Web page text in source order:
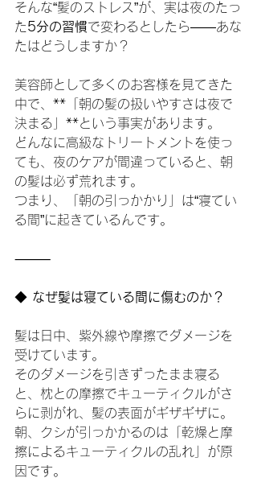
そんな“髪のストレス”が、実は夜のたっ
た5分の習慣で変わるとしたら——あな
たはどうしますか？
美容師として多くのお客様を見てきた
中で、**「朝の髪の扱いやすさは夜で
決まる」**という事実があります。
どんなに高級なトリートメントを使っ
ても、夜のケアが間違っていると、朝
の髪は必ず荒れます。
つまり、「朝の引っかかり」は“寝てい
る間”に起きているんです。
⸻
◆ なぜ髪は寝ている間に傷むのか？
髪は日中、紫外線や摩擦でダメージを
受けています。
そのダメージを引きずったまま寝る
と、枕との摩擦でキューティクルがさ
らに剥がれ、髪の表面がギザギザに。
朝、クシが引っかかるのは「乾燥と摩
擦によるキューティクルの乱れ」が原
因です。